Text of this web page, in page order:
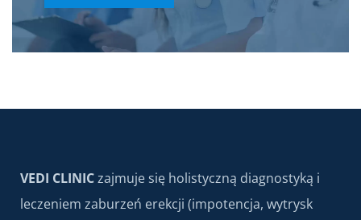
VEDI CLINICzajmuje się holistyczną diagnostyką i
leczeniem zaburzeń erekcji (impotencja, wytrysk